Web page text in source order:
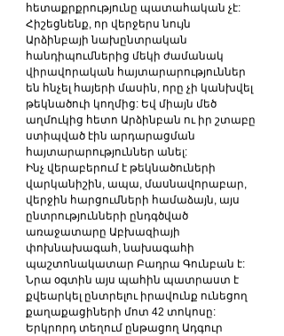
հետաքրքրությունը պատահական չէ:
Հիշեցնենք, որ վերջերս նույն
Արձինբայի նախընտրական
հանդիպումներից մեկի ժամանակ
վիրավորական հայտարարություններ
են հնչել հայերի մասին, որը չի կանխվել
թեկնածուի կողմից: Եվ միայն մեծ
աղմուկից հետո Արձինբան ու իր շտաբը
ստիպված էին արդարացման
հայտարարություններ անել:
Ինչ վերաբերում է թեկնածուների
վարկանիշին, ապա, մասնավորաբար,
վերջին հարցումների համաձայն, այս
ընտրությունների ընդգծված
առաջատարը Աբխազիայի
փոխնախագահ, նախագահի
պաշտոնակատար Բադրա Գունբան է:
Նրա օգտին այս պահին պատրաստ է
քվեարկել ընտրելու իրավունք ունեցող
քաղաքացիների մոտ 42 տոկոսը:
Երկրորդ տեղում ընթացող Ադգուր